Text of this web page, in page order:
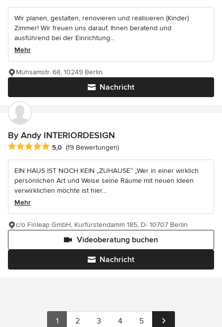
Wir planen, gestalten, renovieren und realisieren (Kinder)
Zimmer! Wir freuen uns darauf, Ihnen beratend und
ausführend bei der Einrichtung...
Mehr
Nachricht
Mühsamstr. 68, 10249 Berlin
By Andy INTERIORDESIGN
Durchschnittliche Bewertung: 5 von 5 Sternen
5,0 (19 Bewertungen)
EIN HAUS IST NOCH KEIN „ZUHAUSE“ „Wer in einer wirklich
persönlichen Art und Weise seine Räume mit neuen Ideen
verwirklichen möchte ist hier...
Mehr
Nachricht
Videoberatung buchen
c/o Finleap GmbH, Kurfürstendamm 185, D- 10707 Berlin
1 2 3 4 5